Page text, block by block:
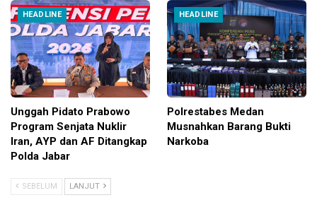
HEADLINE
Unggah Pidato Prabowo
Program Senjata Nuklir
Iran, AYP dan AF Ditangkap
Polda Jabar
HEADLINE
Polrestabes Medan
Musnahkan Barang Bukti
Narkoba
SEBELUM LANJUT